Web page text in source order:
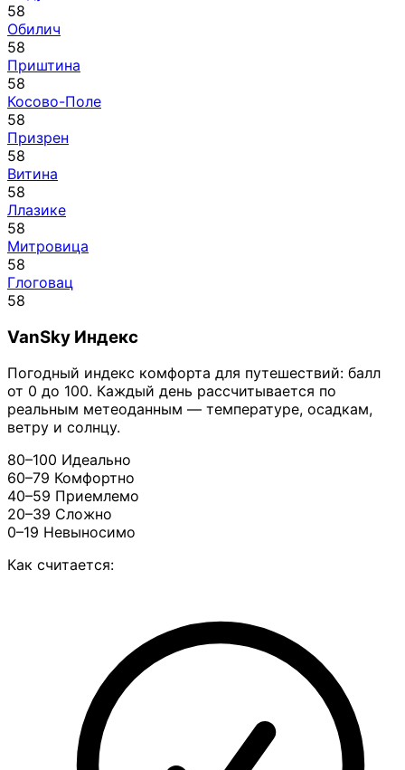
58
Обилич
58
Приштина
58
Косово-Поле
58
Призрен
58
Витина
58
Ллазике
58
Митровица
58
Глоговац
58
VanSky Индекс
Погодный индекс комфорта для путешествий: балл
от 0 до 100. Каждый день рассчитывается по
реальным метеоданным — температуре, осадкам,
ветру и солнцу.
80–100 Идеально
60–79 Комфортно
40–59 Приемлемо
20–39 Сложно
0–19 Невыносимо
Как считается: